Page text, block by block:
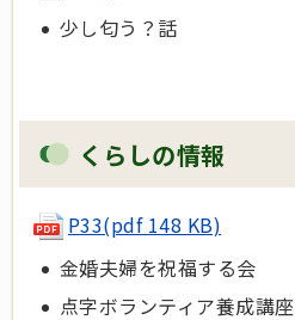
少し匂う？話
くらしの情報
P33(pdf 148 KB)
金婚夫婦を祝福する会
点字ボランティア養成講座